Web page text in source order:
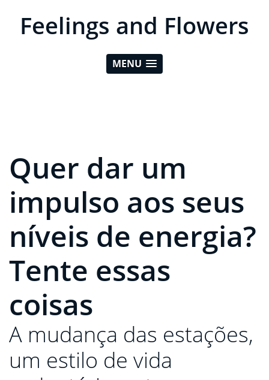
Feelings and Flowers
MENU
Quer dar um
impulso aos seus
níveis de energia?
Tente essas
coisas
A mudança das estações,
um estilo de vida